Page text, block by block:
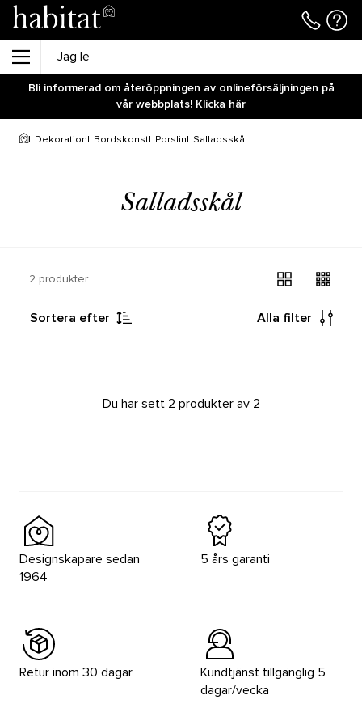
Bli informerad om återöppningen av onlineförsäljningen på
vår webbplats! Klicka här
Dekoration Bordskonst Porslin Salladsskål
Salladsskål
2 produkter
Sortera efter Alla filter
Du har sett 2 produkter av 2
Designskapare sedan
1964
5 års garanti
Retur inom 30 dagar
Kundtjänst tillgänglig 5
dagar/vecka